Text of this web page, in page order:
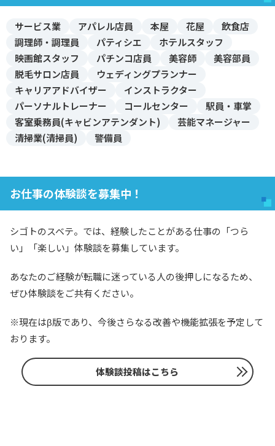
サービス業 アパレル店員 本屋 花屋
飲食店
調理師・調理員
パティシエ
ホテルスタッフ
映画館スタッフ
パチンコ店員 美容師
美容部員
脱毛サロン店員
ウェディングプランナー
キャリアアドバイザー
インストラクター
パーソナルトレーナー
コールセンター
駅員・車掌
客室乗務員(キャビンアテンダント)
芸能マネージャー
清掃業(清掃員)
警備員
お仕事の体験談を募集中！
シゴトのスベテ。では、経験したことがある仕事の「つら
い」「楽しい」体験談を募集しています。
あなたのご経験が転職に迷っている人の後押しになるため、
ぜひ体験談をご共有ください。
※現在はβ版であり、今後さらなる改善や機能拡張を予定して
おります。
体験談投稿はこちら